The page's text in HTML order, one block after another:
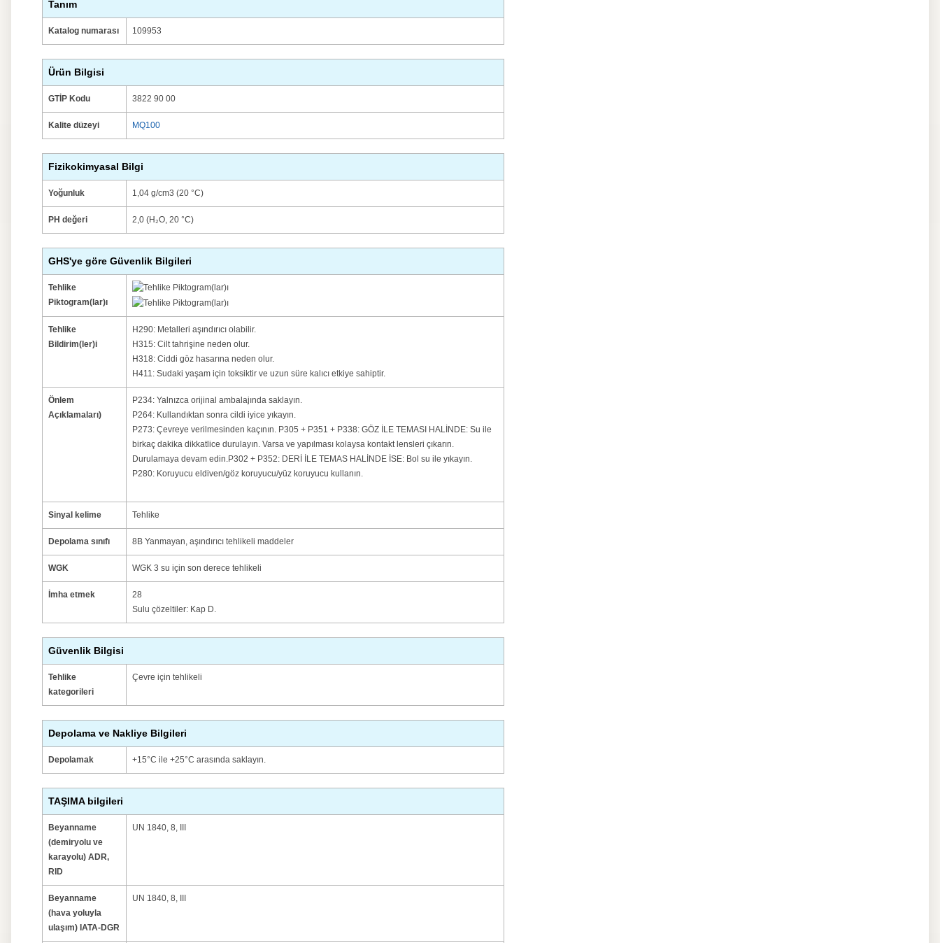
Tanım
Katalog numarası 109953
Ürün Bilgisi
GTİP Kodu 3822 90 00
Kalite düzeyi MQ100
Fizikokimyasal Bilgi
Yoğunluk 1,04 g/cm3 (20 °C)
PH değeri 2,0 (H₂O, 20 °C)
GHS'ye göre Güvenlik Bilgileri
Tehlike
Piktogram(lar)ı
Tehlike
Bildirim(ler)i
H290: Metalleri aşındırıcı olabilir.
H315: Cilt tahrişine neden olur.
H318: Ciddi göz hasarına neden olur.
H411: Sudaki yaşam için toksiktir ve uzun süre kalıcı etkiye sahiptir.
Önlem
Açıklamaları)
P234: Yalnızca orijinal ambalajında ​​saklayın.
P264: Kullandıktan sonra cildi iyice yıkayın.
P273: Çevreye verilmesinden kaçının. P305 + P351 + P338: GÖZ İLE TEMASI HALİNDE: Su ile
birkaç dakika dikkatlice durulayın. Varsa ve yapılması kolaysa kontakt lensleri çıkarın.
Durulamaya devam edin.P302 + P352: DERİ İLE TEMAS HALİNDE İSE: Bol su ile yıkayın.
P280: Koruyucu eldiven/göz koruyucu/yüz koruyucu kullanın.
Sinyal kelime Tehlike
Depolama sınıfı 8B Yanmayan, aşındırıcı tehlikeli maddeler
WGK WGK 3 su için son derece tehlikeli
İmha etmek
28
Sulu çözeltiler: Kap D.
Güvenlik Bilgisi
Tehlike
kategorileri
Çevre için tehlikeli
Depolama ve Nakliye Bilgileri
Depolamak +15°C ile +25°C arasında saklayın.
TAŞIMA bilgileri
Beyanname
(demiryolu ve
karayolu) ADR,
RID
UN 1840, 8, III
Beyanname
(hava yoluyla
ulaşım) IATA-DGR
UN 1840, 8, III